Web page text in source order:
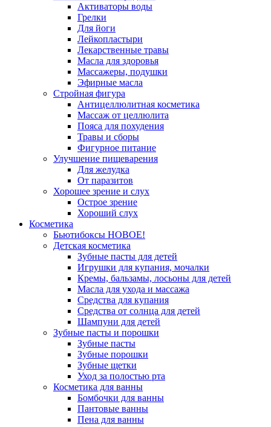
Активаторы воды
Грелки
Для йоги
Лейкопластыри
Лекарственные травы
Масла для здоровья
Массажеры, подушки
Эфирные масла
Стройная фигура
Антицеллюлитная косметика
Массаж от целлюлита
Пояса для похудения
Травы и сборы
Фигурное питание
Улучшение пищеварения
Для желудка
От паразитов
Хорошее зрение и слух
Острое зрение
Хороший слух
Косметика
Бьютибоксы НОВОЕ!
Детская косметика
Зубные пасты для детей
Игрушки для купания, мочалки
Кремы, бальзамы, лосьоны для детей
Масла для ухода и массажа
Средства для купания
Средства от солнца для детей
Шампуни для детей
Зубные пасты и порошки
Зубные пасты
Зубные порошки
Зубные щетки
Уход за полостью рта
Косметика для ванны
Бомбочки для ванны
Пантовые ванны
Пена для ванны